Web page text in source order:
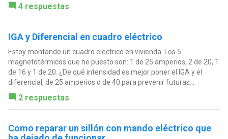
4 respuestas
IGA y Diferencial en cuadro eléctrico
Estoy montando un cuadro eléctrico en vivienda. Los 5
magnetotérmicos que he puesto son: 1 de 25 amperios, 2 de 20, 1
de 16 y 1 de 20. ¿De qué intensidad es mejor poner el IGA y el
diferencial, de 25 amperios o de 40 para prevenir futuras...
2 respuestas
Como reparar un sillón con mando eléctrico que